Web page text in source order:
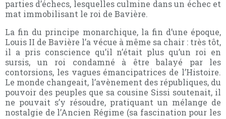
parties d’échecs, lesquelles culmine dans un échec et
mat immobilisant le roi de Bavière.
La fin du principe monarchique, la fin d’une époque,
Louis II de Bavière l’a vécue à même sa chair : très tôt,
il a pris conscience qu’il n’était plus qu’un roi en
sursis, un roi condamné à être balayé par les
contorsions, les vagues émancipatrices de l’Histoire.
Le monde changeait, l’avènement des républiques, du
pouvoir des peuples que sa cousine Sissi soutenait, il
ne pouvait s’y résoudre, pratiquant un mélange de
nostalgie de l’Ancien Régime (sa fascination pour les